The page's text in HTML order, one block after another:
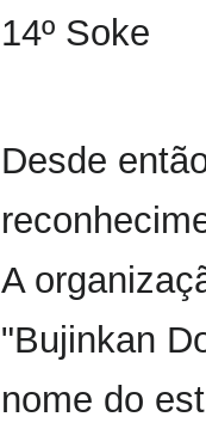
14º Soke
Desde
A
"Bujinkan
nome do